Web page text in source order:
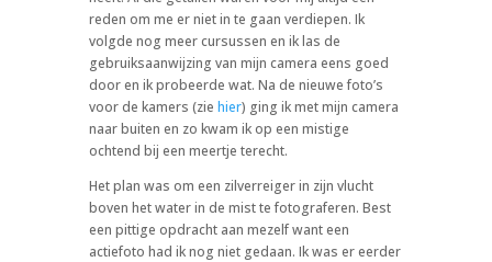
reden om me er niet in te gaan verdiepen. Ik
volgde nog meer cursussen en ik las de
gebruiksaanwijzing van mijn camera eens goed
door en ik probeerde wat. Na de nieuwe foto’s
voor de kamers (zie hier) ging ik met mijn camera
naar buiten en zo kwam ik op een mistige
ochtend bij een meertje terecht.
Het plan was om een zilverreiger in zijn vlucht
boven het water in de mist te fotograferen. Best
een pittige opdracht aan mezelf want een
actiefoto had ik nog niet gedaan. Ik was er eerder